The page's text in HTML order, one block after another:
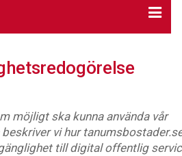
möjligt ska kunna använda vår
vi hur
till digital offentlig